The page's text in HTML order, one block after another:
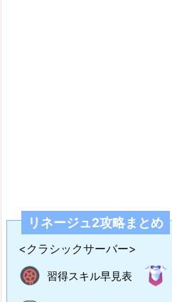
リネージュ2攻略まとめ
<クラシックサーバー>
習得スキル早見表